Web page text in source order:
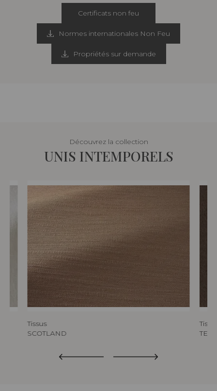
Certificats non feu
Normes internationales Non Feu
Propriétés sur demande
Découvrez la collection
UNIS INTEMPORELS
Tissus
SCOTLAND